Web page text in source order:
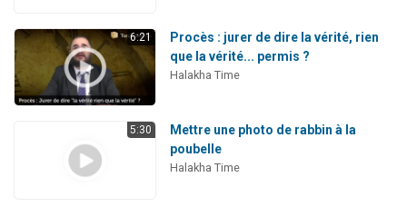
6:21
Procès : jurer de dire la vérité, rien
que la vérité... permis ?
Halakha Time
5:30
Mettre une photo de rabbin à la
poubelle
Halakha Time